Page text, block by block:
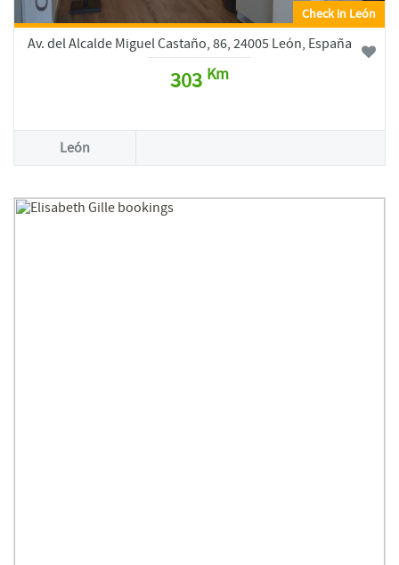
Check in León
Av. del Alcalde Miguel Castaño, 86, 24005 León, España
303 Km
León